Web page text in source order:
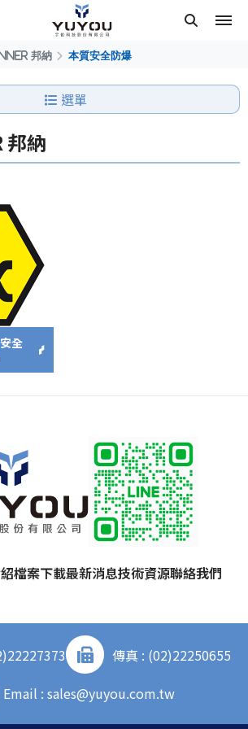
邦納 本質安全防爆
選單
邦納
全
檔案下載最新消息技術資源聯絡我們
傳真 : (02)22250655
Email : sales@yuyou.com.tw